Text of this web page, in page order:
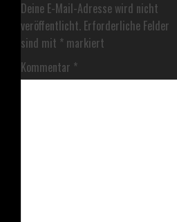
Deine E-Mail-Adresse wird nicht
veröffentlicht. Erforderliche Felder
sind mit * markiert
Kommentar *